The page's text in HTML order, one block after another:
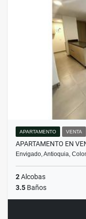
APARTAMENTO VENTA
APARTAMENTO EN
Envigado, Antioquia,
2Alcobas
3.5 Baños